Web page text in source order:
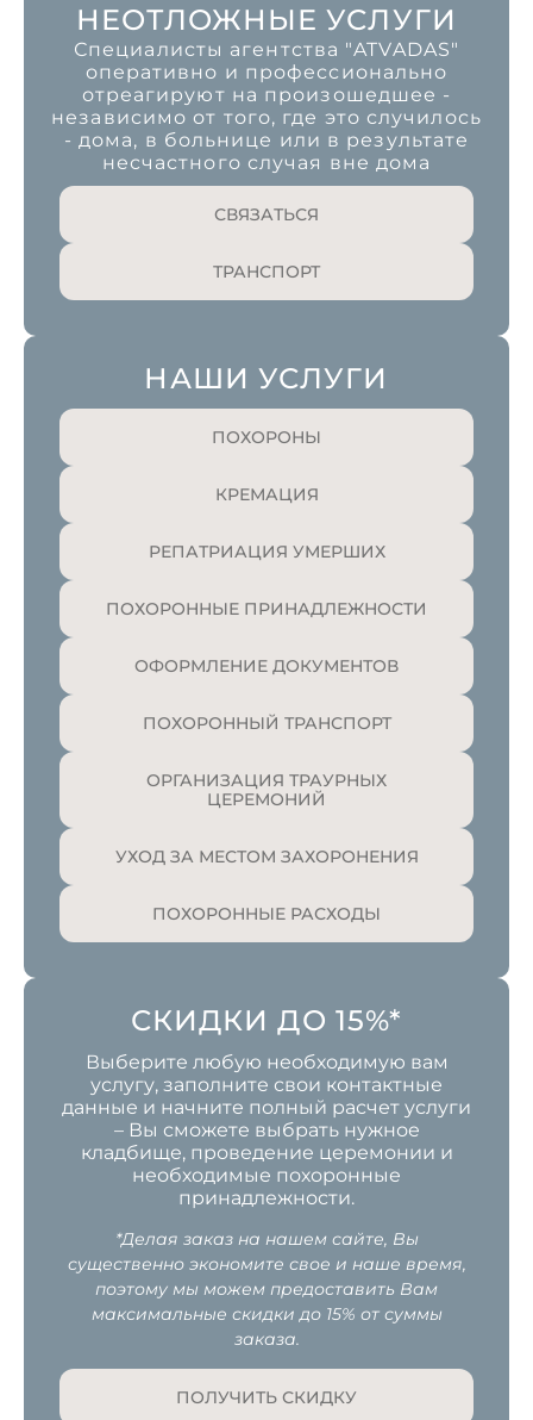
НЕОТЛОЖНЫЕ УСЛУГИ
Специалисты агентства "ATVADAS"
оперативно и профессионально
отреагируют на произошедшее -
независимо от того, где это случилось
- дома, в больнице или в результате
несчастного случая вне дома
СВЯЗАТЬСЯ
ТРАНСПОРТ
НАШИ УСЛУГИ
ПОХОРОНЫ
КРЕМАЦИЯ
РЕПАТРИАЦИЯ УМЕРШИХ
ПОХОРОННЫЕ ПРИНАДЛЕЖНОСТИ
ОФОРМЛЕНИЕ ДОКУМЕНТОВ
ПОХОРОННЫЙ ТРАНСПОРТ
ОРГАНИЗАЦИЯ ТРАУРНЫХ
ЦЕРЕМОНИЙ
УХОД ЗА МЕСТОМ ЗАХОРОНЕНИЯ
ПОХОРОННЫЕ РАСХОДЫ
СКИДКИ ДО 15%*
Выберите любую необходимую вам
услугу, заполните свои контактные
данные и начните полный расчет услуги
– Вы сможете выбрать нужное
кладбище, проведение церемонии и
необходимые похоронные
принадлежности.
*Делая заказ на нашем сайте, Вы
существенно экономите свое и наше время,
поэтому мы можем предоставить Вам
максимальные скидки до 15% от суммы
заказа.
ПОЛУЧИТЬ СКИДКУ